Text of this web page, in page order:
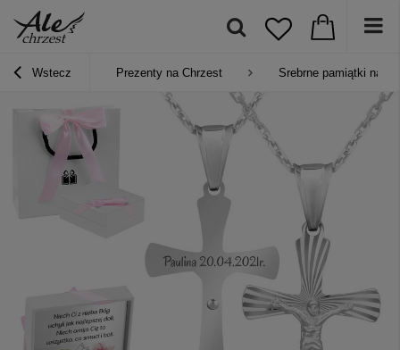
Wstecz Prezenty na Chrzest Srebrne pamiątki na